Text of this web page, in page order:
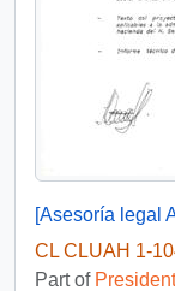
CL CLUAH 1-
Part of